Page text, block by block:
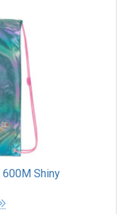
600M Shiny